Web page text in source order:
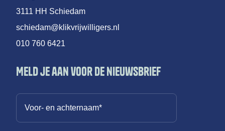
3111 HH Schiedam
schiedam@klikvrijwilligers.nl
010 760 6421
Meld je aan voor de nieuwsbrief